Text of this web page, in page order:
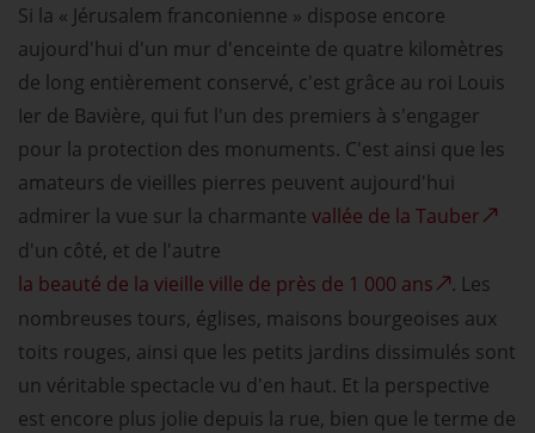
Si la « Jérusalem franconienne » dispose encore
aujourd'hui d'un mur d'enceinte de quatre kilomètres
de long entièrement conservé, c'est grâce au roi Louis
Ier de Bavière, qui fut l'un des premiers à s'engager
pour la protection des monuments. C'est ainsi que les
amateurs de vieilles pierres peuvent aujourd'hui
admirer la vue sur la charmante vallée de la Tauber
d'un côté, et de l'autre
la beauté de la vieille ville de près de 1 000 ans
. Les
nombreuses tours, églises, maisons bourgeoises aux
toits rouges, ainsi que les petits jardins dissimulés sont
un véritable spectacle vu d'en haut. Et la perspective
est encore plus jolie depuis la rue, bien que le terme de